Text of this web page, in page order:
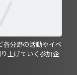
各分野の活動やイベ
上げていく参加企